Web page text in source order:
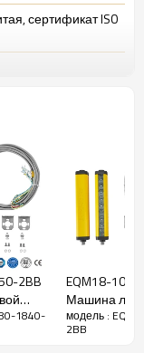
сертификат ISO
среда
2BB
1840-
EQM18-10-
Машина
защиты｜
модель :
2BB